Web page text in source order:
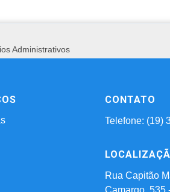
Administrativos
CONTATO
Telefone: (19)
Rua Capitão
Camargo, 535